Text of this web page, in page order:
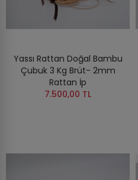
Yassı Rattan Doğal Bambu
Çubuk 3 Kg Brüt- 2mm
Rattan İp
7.500,00 TL